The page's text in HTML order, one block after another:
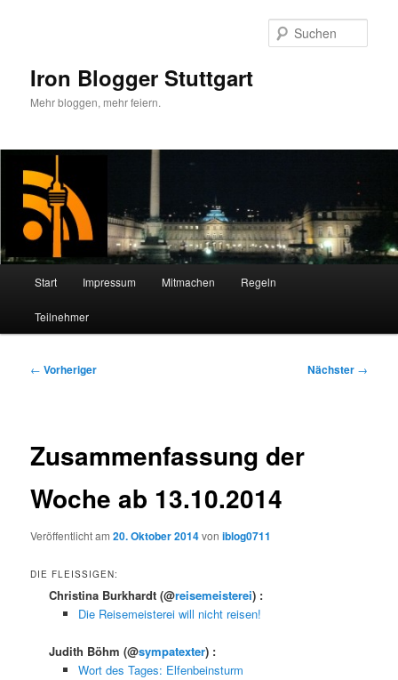
Iron Blogger Stuttgart
Mehr bloggen, mehr feiern.
Start Impressum Mitmachen Regeln
Teilnehmer
Beitragsnavigation
← Vorheriger Nächster →
Zusammenfassung der
Woche ab 13.10.2014
Veröffentlicht am20. Oktober 2014voniblog0711
DIE FLEISSIGEN:
Christina Burkhardt(@reisemeisterei) :
Die Reisemeisterei will nicht reisen!
Judith Böhm(@sympatexter) :
Wort des Tages: Elfenbeinsturm